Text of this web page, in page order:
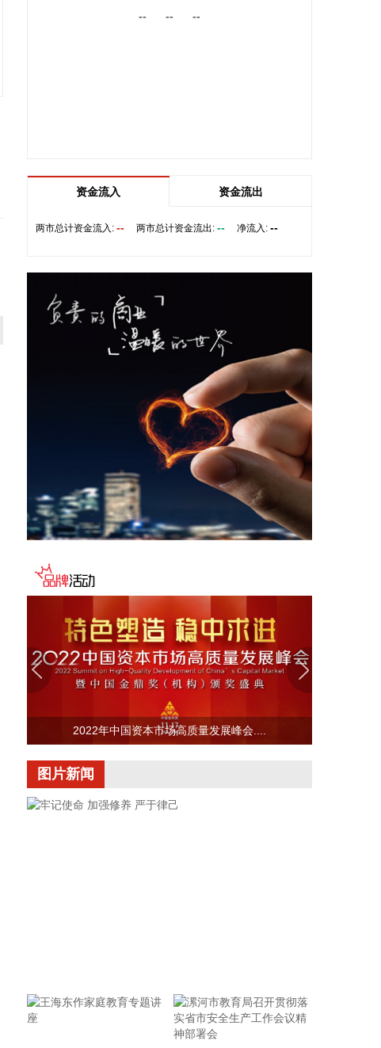
2026-08-07 14:44:11
日韩股市主要股指集体收跌，日经225指数收跌
理工雷科今日官微消息，近日，英伟达Jetson系列产
品价格出现显著调整。其中，Jetson AGX Orin模组
价格由899美元上调至1799美元，涨幅100%。事实
上，受边缘AI应用需求快速扩张以及上游部分元器件
供应收紧影响，Jetson系列部分型号自去年起便已出
现供货趋紧的情况。核心计算平台的价格异动与供应
波动，直接影响企业产品BOM成本、交付节奏。 理
工雷科面向边缘AI场景推出“山海”系列智算模组。该
系列产品基于国产CPU与GPU构建，具备高性能AI推
理、多任务并行处理及丰富接口扩展能力，可在复杂
环境下实现长期稳定运行。山海T100提供最高240
TOPS INT8 AI算力，FP32浮点算力达17.4 Tflops，
务。存储配置方面，128GB eMMC本地存储有效降
低对外部存储的依赖，提升设备集成度与部署灵活
2026-08-07 14:40:15
8月5日，中国人民银行副行长、国家外汇管理局局长
朱鹤新会见来访的明讯银行董事长、德意志交易所集
团执行委员会成员斯蒂芬妮·埃克儿曼（Stephanie
Eckermann）。双方就全球经济金融形势、深化交流
合作等议题进行了交流。
2026-08-07 14:33:27
动防台风二级应急响应。 福建海事局以宁德、福州海
中线工程累计向北方调水突破800亿立方米，惠及河
南、河北、天津、北京近1.18亿人，为沿线27座大中
城市、243个县（市、区）带来好水、活水。
-- -- --
资金流入 资金流出
两市总计资金流入: -- 两市总计资金流出: -- 净流入: --
2022年中国资本市场高质量发展峰会....
图片新闻